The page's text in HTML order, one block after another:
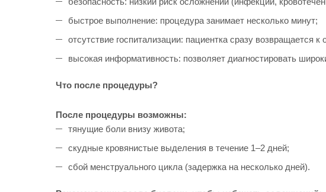
быстрое выполнение: процедура занимает несколько минут;
отсутствие госпитализации: пациентка сразу возвращается к
высокая информативность: позволяет диагностировать
Что после процедуры?
После процедуры возможны:
тянущие боли внизу живота;
скудные кровянистые выделения в течение 1–2 дней;
сбой менструального цикла (задержка на несколько дней).